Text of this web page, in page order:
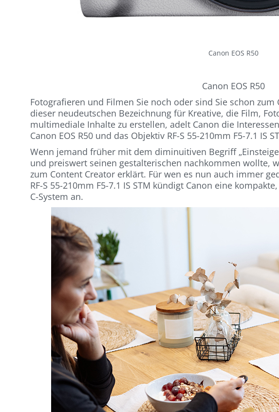
Canon EOS R50
Canon EOS R50
Fotografieren und Filmen Sie noch oder sind Sie schon
dieser neudeutschen Bezeichnung für Kreative, die Film,
multimediale Inhalte zu erstellen, adelt Canon die
Canon EOS R50 und das Objektiv RF-S 55-210mm F5-7.1 IS
Wenn jemand früher mit dem diminuitiven Begriff
und preiswert seinen gestalterischen nachkommen wollte,
zum Content Creator erklärt. Für wen es nun auch immer
RF-S 55-210mm F5-7.1 IS STM kündigt Canon eine
C-System an.